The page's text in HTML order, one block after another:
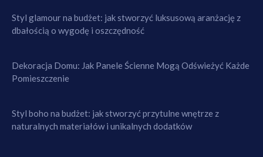
Styl glamour na budżet: jak stworzyć luksusową aranżację z
dbałością o wygodę i oszczędność
Dekoracja Domu: Jak Panele Ścienne Mogą Odświeżyć Każde
Pomieszczenie
Styl boho na budżet: jak stworzyć przytulne wnętrze z
naturalnych materiałów i unikalnych dodatków